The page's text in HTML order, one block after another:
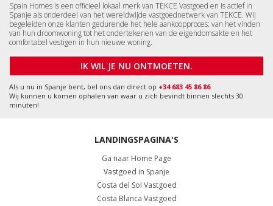
Spain Homes is een officieel lokaal merk van TEKCE Vastgoed en is actief in
Spanje als onderdeel van het wereldwijde vastgoednetwerk van TEKCE. Wij
begeleiden onze klanten gedurende het hele aankoopproces: van het vinden
van hun droomwoning tot het ondertekenen van de eigendomsakte en het
comfortabel vestigen in hun nieuwe woning.
IK WIL JE NU ONTMOETEN.
Als u nu in Spanje bent, bel ons dan direct op +34 683 45 86 86
Wij kunnen u komen ophalen van waar u zich bevindt binnen slechts 30
minuten!
LANDINGSPAGINA'S
Ga naar Home Page
Vastgoed in Spanje
Costa del Sol Vastgoed
Costa Blanca Vastgoed